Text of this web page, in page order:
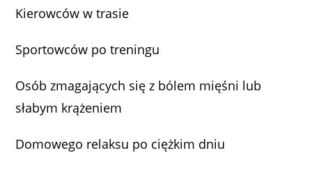
Kierowców w trasie
Sportowców po treningu
Osób zmagających się z bólem mięśni lub
słabym krążeniem
Domowego relaksu po ciężkim dniu